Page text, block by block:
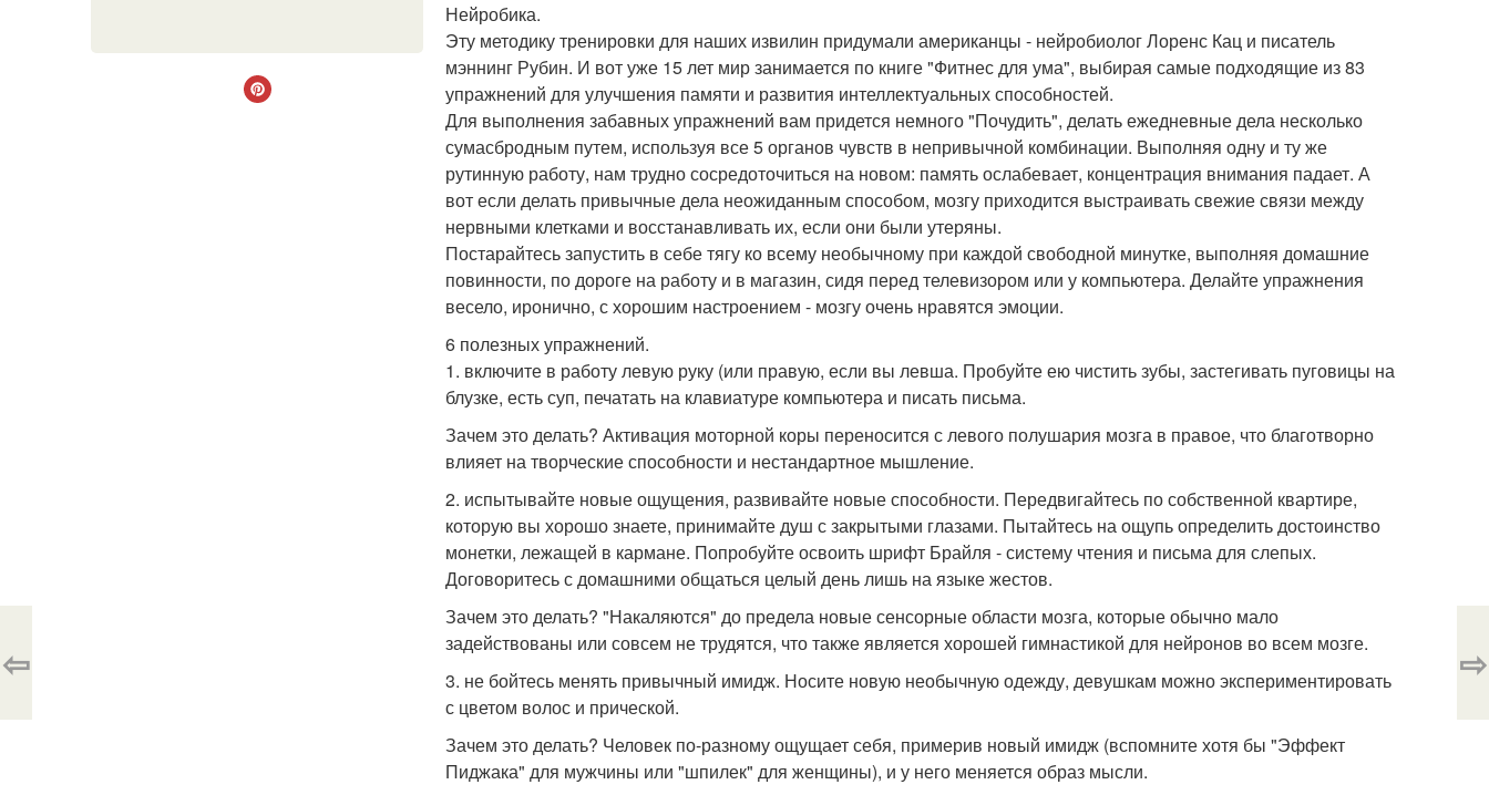
Нейробика.
Эту методику тренировки для наших извилин придумали американцы - нейробиолог Лоренс Кац и писатель
мэннинг Рубин. И вот уже 15 лет мир занимается по книге "Фитнес для ума", выбирая самые подходящие из 83
упражнений для улучшения памяти и развития интеллектуальных способностей.
Для выполнения забавных упражнений вам придется немного "Почудить", делать ежедневные дела несколько
сумасбродным путем, используя все 5 органов чувств в непривычной комбинации. Выполняя одну и ту же
рутинную работу, нам трудно сосредоточиться на новом: память ослабевает, концентрация внимания падает. А
вот если делать привычные дела неожиданным способом, мозгу приходится выстраивать свежие связи между
нервными клетками и восстанавливать их, если они были утеряны.
Постарайтесь запустить в себе тягу ко всему необычному при каждой свободной минутке, выполняя домашние
повинности, по дороге на работу и в магазин, сидя перед телевизором или у компьютера. Делайте упражнения
весело, иронично, с хорошим настроением - мозгу очень нравятся эмоции.
6 полезных упражнений.
1. включите в работу левую руку (или правую, если вы левша. Пробуйте ею чистить зубы, застегивать пуговицы на
блузке, есть суп, печатать на клавиатуре компьютера и писать письма.
Зачем это делать? Активация моторной коры переносится с левого полушария мозга в правое, что благотворно
влияет на творческие способности и нестандартное мышление.
2. испытывайте новые ощущения, развивайте новые способности. Передвигайтесь по собственной квартире,
которую вы хорошо знаете, принимайте душ с закрытыми глазами. Пытайтесь на ощупь определить достоинство
монетки, лежащей в кармане. Попробуйте освоить шрифт Брайля - систему чтения и письма для слепых.
Договоритесь с домашними общаться целый день лишь на языке жестов.
Зачем это делать? "Накаляются" до предела новые сенсорные области мозга, которые обычно мало
задействованы или совсем не трудятся, что также является хорошей гимнастикой для нейронов во всем мозге.
3. не бойтесь менять привычный имидж. Носите новую необычную одежду, девушкам можно экспериментировать
с цветом волос и прической.
Зачем это делать? Человек по-разному ощущает себя, примерив новый имидж (вспомните хотя бы "Эффект
Пиджака" для мужчины или "шпилек" для женщины), и у него меняется образ мысли.
⇦ ⇨